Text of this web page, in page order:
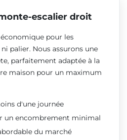
escalier droit
pour les
palier. Nous assurons une
parfaitement adaptée à la
maison pour un maximum
d'une journée
un encombrement minimal
du marché